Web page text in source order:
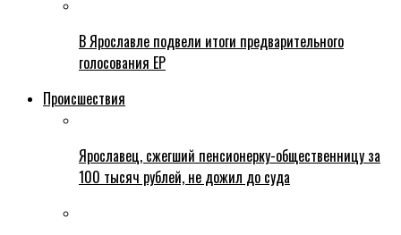
В Ярославле подвели итоги предварительного
голосования ЕР
Происшествия
Ярославец, сжегший пенсионерку-общественницу за
100 тысяч рублей, не дожил до суда